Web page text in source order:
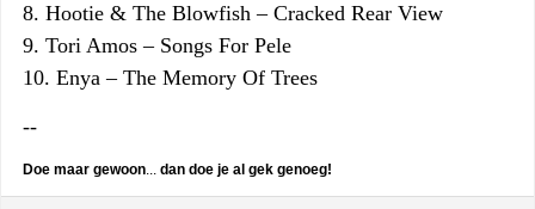
8. Hootie & The Blowfish – Cracked Rear View
9. Tori Amos – Songs For Pele
10. Enya – The Memory Of Trees
--
Doe maar gewoon... dan doe je al gek genoeg!